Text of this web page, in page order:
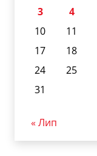
3
4
10
11
17
18
24
25
31
« Лип